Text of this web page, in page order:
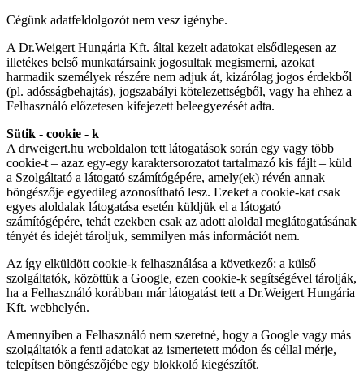
Cégünk adatfeldolgozót nem vesz igénybe.
A Dr.Weigert Hungária Kft. által kezelt adatokat elsődlegesen az
illetékes belső munkatársaink jogosultak megismerni, azokat
harmadik személyek részére nem adjuk át, kizárólag jogos érdekből
(pl. adósságbehajtás), jogszabályi kötelezettségből, vagy ha ehhez a
Felhasználó előzetesen kifejezett beleegyezését adta.
Sütik - cookie - k
A drweigert.hu weboldalon tett látogatások során egy vagy több
cookie-t – azaz egy-egy karaktersorozatot tartalmazó kis fájlt – küld
a Szolgáltató a látogató számítógépére, amely(ek) révén annak
böngészője egyedileg azonosítható lesz. Ezeket a cookie-kat csak
egyes aloldalak látogatása esetén küldjük el a látogató
számítógépére, tehát ezekben csak az adott aloldal meglátogatásának
tényét és idejét tároljuk, semmilyen más információt nem.
Az így elküldött cookie-k felhasználása a következő: a külső
szolgáltatók, közöttük a Google, ezen cookie-k segítségével tárolják,
ha a Felhasználó korábban már látogatást tett a Dr.Weigert Hungária
Kft. webhelyén.
Amennyiben a Felhasználó nem szeretné, hogy a Google vagy más
szolgáltatók a fenti adatokat az ismertetett módon és céllal mérje,
telepítsen böngészőjébe egy blokkoló kiegészítőt.